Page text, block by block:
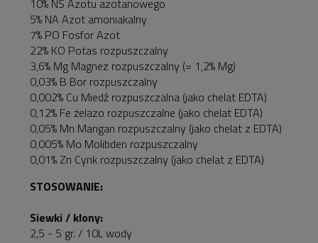
10% NS Azotu azotanowego
5% NA Azot amoniakalny
7% PO Fosfor Azot
22% KO Potas rozpuszczalny
3,6% Mg Magnez rozpuszczalny (= 1,2% Mg)
0,03% B Bor rozpuszczalny
0,002% Cu Miedź rozpuszczalna (jako chelat EDTA)
0,12% Fe żelazo rozpuszczalne (jako chelat EDTA)
0,05% Mn Mangan rozpuszczalny (jako chelat z EDTA)
0,005% Mo Molibden rozpuszczalny
0,01% Zn Cynk rozpuszczalny (jako chelat z EDTA)
STOSOWANIE:
Siewki / klony:
2,5 - 5 gr. / 10L wody